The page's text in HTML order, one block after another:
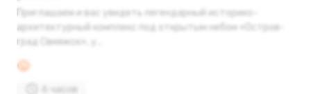
Приглашаем и вас увидеть легендарный историко-
архитектурный комплекс под открытым небом «Остров-
град Свияжск», у...
6 часов